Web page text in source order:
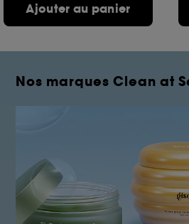
Ajouter au panier
Nos marques Clean at